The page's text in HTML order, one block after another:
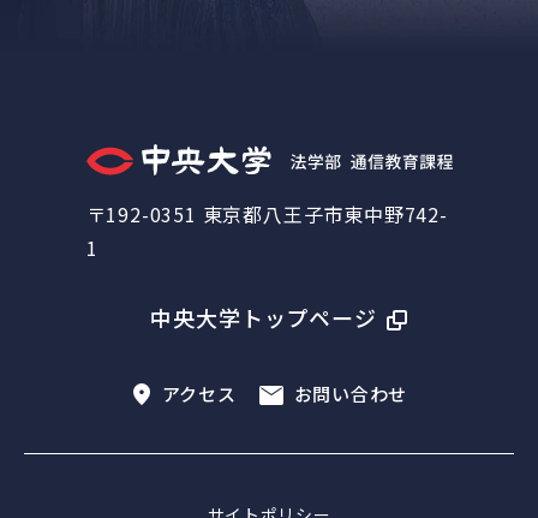
〒192-0351 東京都八王子市東中野742-
1
中央大学トップページ
アクセス お問い合わせ